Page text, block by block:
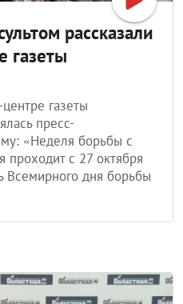
рассказали
газеты
газеты
пресс-
«Неделя борьбы с
проходит с 27 октября
Всемирного дня борьбы